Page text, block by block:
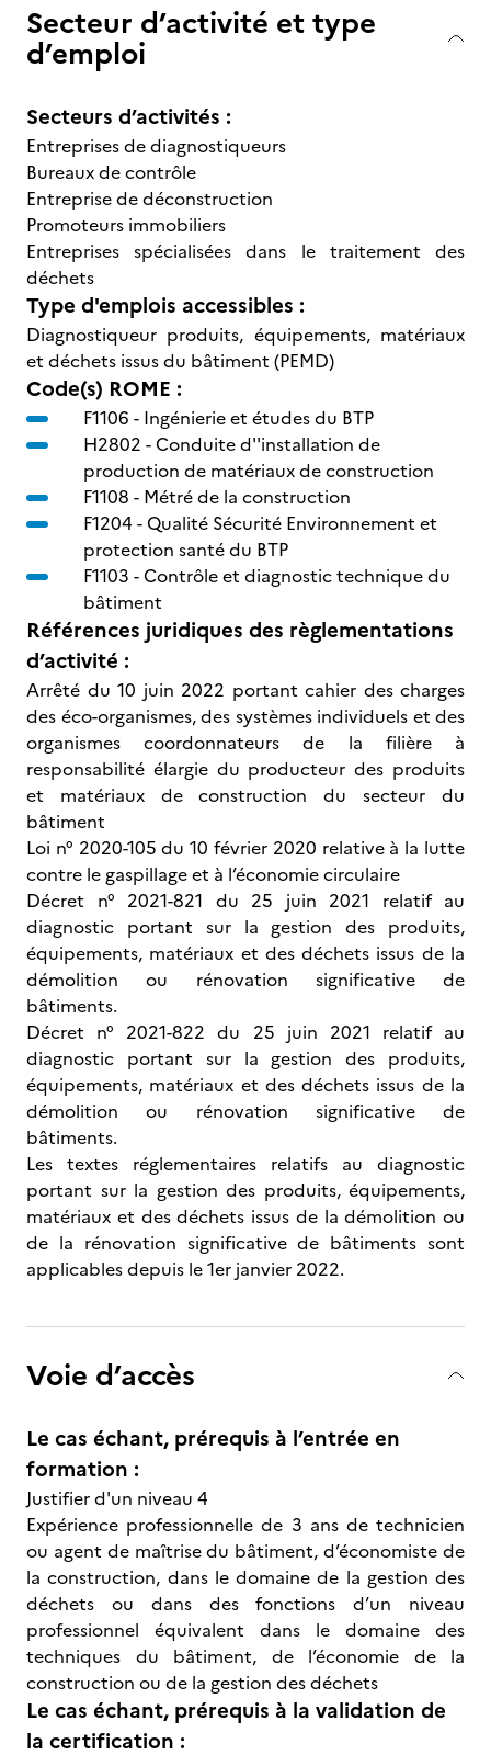
Secteur d’activité et type
d’emploi
Secteurs d’activités :
Entreprises de diagnostiqueurs
Bureaux de contrôle
Entreprise de déconstruction
Promoteurs immobiliers
Entreprises spécialisées dans le traitement des
déchets
Type d'emplois accessibles :
Diagnostiqueur produits, équipements, matériaux
et déchets issus du bâtiment (PEMD)
Code(s) ROME :
F1106 - Ingénierie et études du BTP
H2802 -Conduite d''installation de
production de matériaux de construction
F1108 - Métré de la construction
F1204 -Qualité Sécurité Environnement et
protection santé du BTP
F1103 -Contrôle et diagnostic technique du
bâtiment
Références juridiques des règlementations
d’activité :
Arrêté du 10 juin 2022 portant cahier des charges
des éco-organismes, des systèmes individuels et des
organismes coordonnateurs de la filière à
responsabilité élargie du producteur des produits
et matériaux de construction du secteur du
bâtiment
Loi n° 2020-105 du 10 février 2020 relative à la lutte
contre le gaspillage et à l’économie circulaire
Décret n° 2021-821 du 25 juin 2021 relatif au
diagnostic portant sur la gestion des produits,
équipements, matériaux et des déchets issus de la
démolition ou rénovation significative de
bâtiments.
Décret n° 2021-822 du 25 juin 2021 relatif au
diagnostic portant sur la gestion des produits,
équipements, matériaux et des déchets issus de la
démolition ou rénovation significative de
bâtiments.
Les textes réglementaires relatifs au diagnostic
portant sur la gestion des produits, équipements,
matériaux et des déchets issus de la démolition ou
de la rénovation significative de bâtiments sont
applicables depuis le 1er janvier 2022.
Voie d’accès
Le cas échant, prérequis à l’entrée en
formation :
Justifier d'un niveau 4
Expérience professionnelle de 3 ans de technicien
ou agent de maîtrise du bâtiment, d’économiste de
la construction, dans le domaine de la gestion des
déchets ou dans des fonctions d’un niveau
professionnel équivalent dans le domaine des
techniques du bâtiment, de l’économie de la
construction ou de la gestion des déchets
Le cas échant, prérequis à la validation de
la certification :